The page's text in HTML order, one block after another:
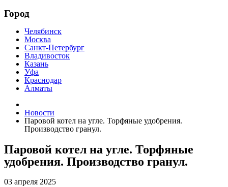
Город
Челябинск
Москва
Санкт-Петербург
Владивосток
Казань
Уфа
Краснодар
Алматы
Новости
Паровой котел на угле. Торфяные удобрения.
Производство гранул.
Паровой котел на угле. Торфяные
удобрения. Производство гранул.
03 апреля 2025